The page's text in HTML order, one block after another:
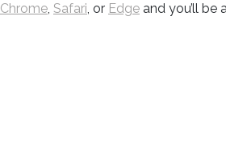
Chrome, Safari, or Edge and you’ll be